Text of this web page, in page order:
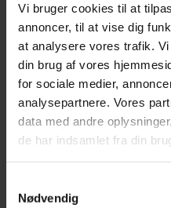
Vi bruger cookies til at
annoncer, til at vise dig
at analysere vores trafik.
din brug af vores
for sociale medier,
analysepartnere. Vores
data med andre
de har indsamlet fra din
Nødvendig
>